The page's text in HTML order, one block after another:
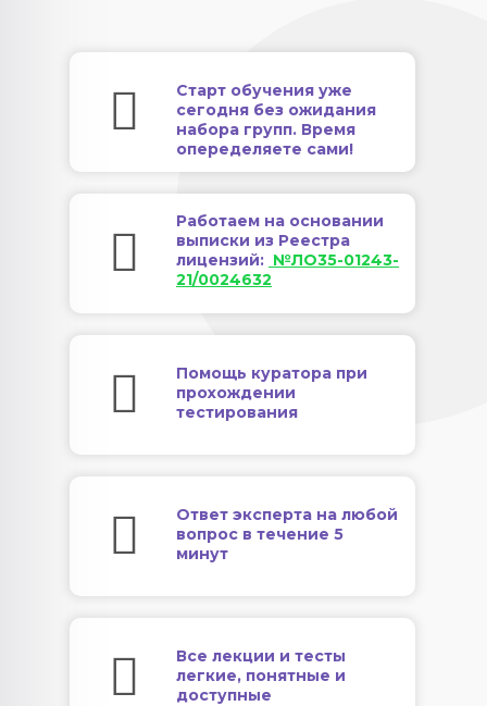
Старт обучения уже
сегодня без ожидания
набора групп. Время
опеределяете сами!
Работаем на основании
выписки из Реестра
лицензий: №ЛО35-01243-
21/0024632
Помощь куратора при
прохождении
тестирования
Ответ эксперта на любой
вопрос в течение 5
минут
Все лекции и тесты
легкие, понятные и
доступные